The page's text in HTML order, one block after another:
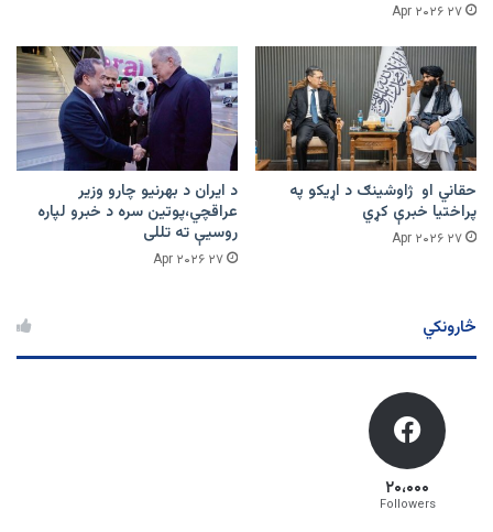
۲۷ Apr ۲۰۲۶
حقاني او ژاوشینګ د اړیکو په
پراختیا خبرې کړي
۲۷ Apr ۲۰۲۶
د ایران د بهرنیو چارو وزیر
عراقچي،پوتین سره د خبرو لپاره
روسیې ته تللی
۲۷ Apr ۲۰۲۶
څارونکي
۲۰،۰۰۰
Followers